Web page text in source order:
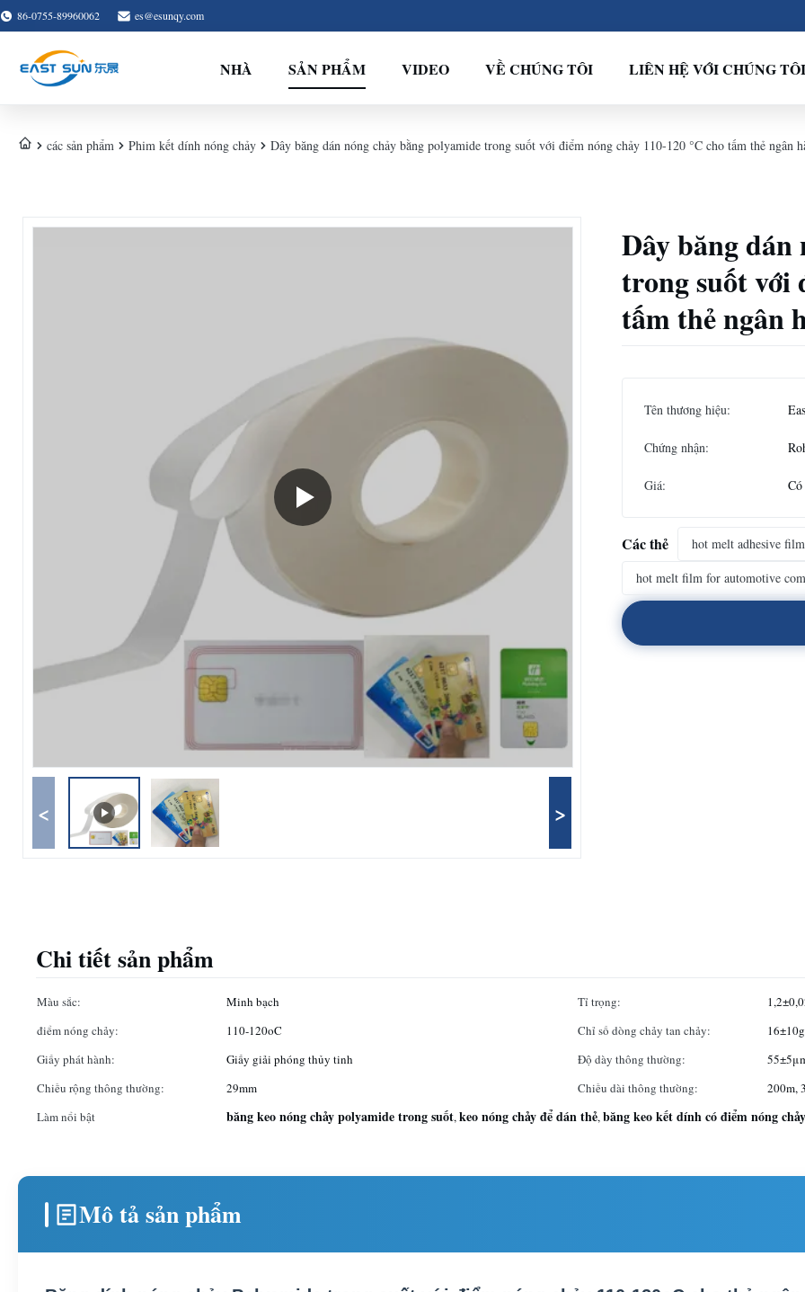
86-0755-89960062 es@esunqy.com
NHÀ SẢN PHẨM VIDEO VỀ CHÚNG TÔI LIÊN HỆ VỚI CHÚNG TÔI
các sản phẩm Phim kết dính nóng chảy Dây băng dán nóng chảy bằng polyamide trong suốt với điểm nóng chảy 110-120 °C cho tấm thẻ ngân
< >
Dây băng dán
trong suốt với
tấm thẻ ngân
Tên thương hiệu:
Chứng nhận:
Giá:
Các thẻ
hot melt adhesive
hot melt film for automotive
Chi tiết sản phẩm
Màu sắc: Minh bạch Tỉ trọng:
điểm nóng chảy:
110-120oC Chỉ số dòng chảy tan chảy:
Giấy phát hành:
Giấy giải phóng thủy tinh Độ dày thông thường:
Chiều rộng thông thường:
29mm Chiều dài thông thường:
200m,
Làm nổi bật
băng keo nóng chảy polyamide trong suốt,keo nóng chảy để dán thẻ,băng keo kết dính có điểm nóng
Mô tả sản phẩm